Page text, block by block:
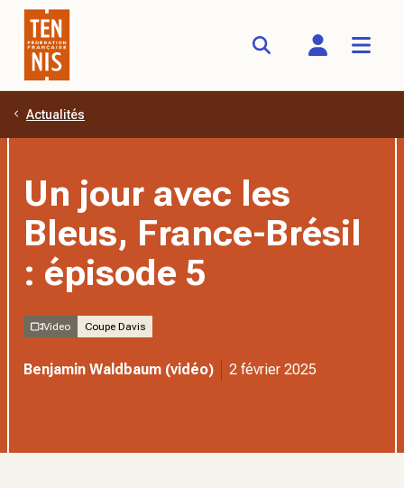
Aller au contenu principal
Actualités
Un jour avec les
Bleus, France-Brésil
: épisode 5
Video Coupe Davis
Benjamin Waldbaum (vidéo) 2 février 2025